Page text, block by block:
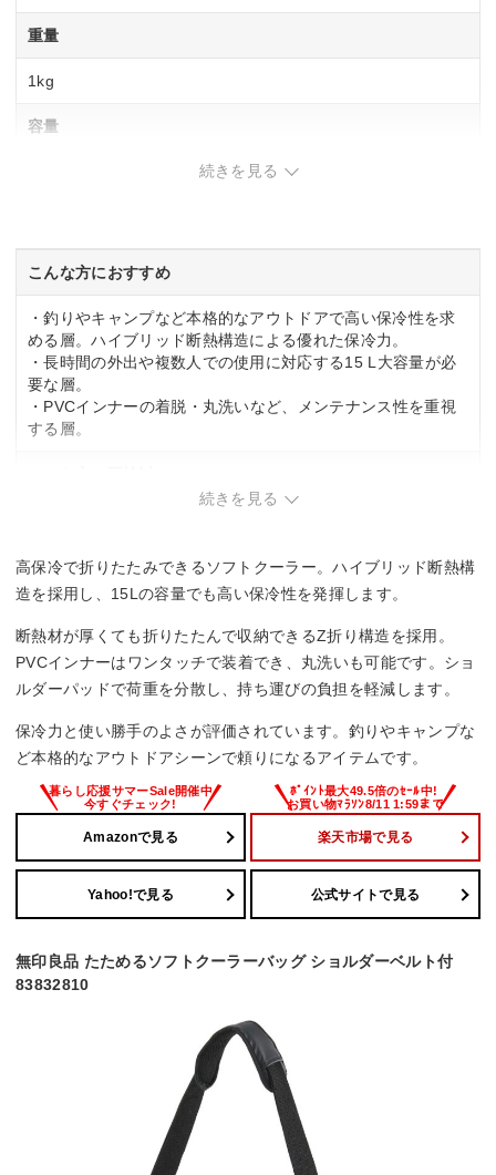
重量
1kg
容量
PVCインナー
続きを見る
こんな方におすすめ
・釣りやキャンプなど本格的なアウトドアで高い保冷性を求
める層。ハイブリッド断熱構造による優れた保冷力。
・長時間の外出や複数人での使用に対応する15 L大容量が必
要な層。
・PVCインナーの着脱・丸洗いなど、メンテナンス性を重視
する層。
・折りたたみ時のコンパクト性を最優先する層。Z折り構造で
すが、収納時サイズが明確でない点が課題。
続きを見る
高保冷で折りたたみできるソフトクーラー。ハイブリッド断熱構
造を採用し、15Lの容量でも高い保冷性を発揮します。
断熱材が厚くても折りたたんで収納できるZ折り構造を採用。
PVCインナーはワンタッチで装着でき、丸洗いも可能です。ショ
ルダーパッドで荷重を分散し、持ち運びの負担を軽減します。
保冷力と使い勝手のよさが評価されています。釣りやキャンプな
ど本格的なアウトドアシーンで頼りになるアイテムです。
Amazonで見る 楽天市場で見る
Yahoo!で見る 公式サイトで見る
無印良品 たためるソフトクーラーバッグ ショルダーベルト付
83832810